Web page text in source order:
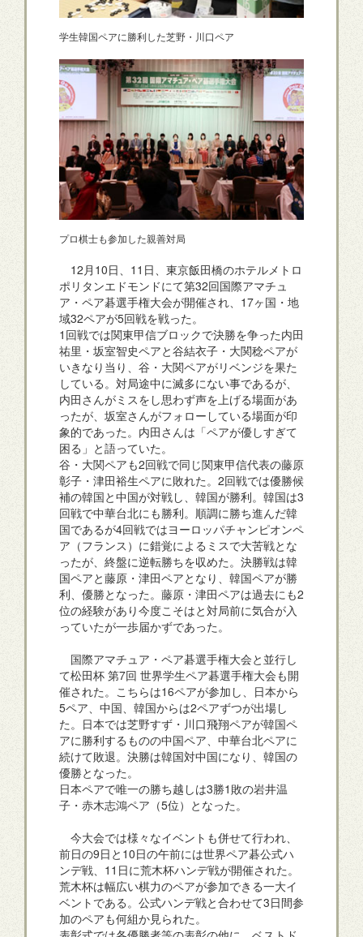
学生韓国ペアに勝利した芝野・川口ペア
プロ棋士も参加した親善対局
12月10日、11日、東京飯田橋のホテルメトロ
ポリタンエドモンドにて第32回国際アマチュ
ア・ペア碁選手権大会が開催され、17ヶ国・地
域32ペアが5回戦を戦った。
1回戦では関東甲信ブロックで決勝を争った内田
祐里・坂室智史ペアと谷結衣子・大関稔ペアが
いきなり当り、谷・大関ペアがリベンジを果た
している。対局途中に滅多にない事であるが、
内田さんがミスをし思わず声を上げる場面があ
ったが、坂室さんがフォローしている場面が印
象的であった。内田さんは「ペアが優しすぎて
困る」と語っていた。
谷・大関ペアも2回戦で同じ関東甲信代表の藤原
彰子・津田裕生ペアに敗れた。2回戦では優勝候
補の韓国と中国が対戦し、韓国が勝利。韓国は3
回戦で中華台北にも勝利。順調に勝ち進んだ韓
国であるが4回戦ではヨーロッパチャンピオンペ
ア（フランス）に錯覚によるミスで大苦戦とな
ったが、終盤に逆転勝ちを収めた。決勝戦は韓
国ペアと藤原・津田ペアとなり、韓国ペアが勝
利、優勝となった。藤原・津田ペアは過去にも2
位の経験があり今度こそはと対局前に気合が入
っていたが一歩届かずであった。
国際アマチュア・ペア碁選手権大会と並行し
て松田杯 第7回 世界学生ペア碁選手権大会も開
催された。こちらは16ペアが参加し、日本から
5ペア、中国、韓国からは2ペアずつが出場し
た。日本では芝野すず・川口飛翔ペアが韓国ペ
アに勝利するものの中国ペア、中華台北ペアに
続けて敗退。決勝は韓国対中国になり、韓国の
優勝となった。
日本ペアで唯一の勝ち越しは3勝1敗の岩井温
子・赤木志鴻ペア（5位）となった。
今大会では様々なイベントも併せて行われ、
前日の9日と10日の午前には世界ペア碁公式ハ
ンデ戦、11日に荒木杯ハンデ戦が開催された。
荒木杯は幅広い棋力のペアが参加できる一大イ
ベントである。公式ハンデ戦と合わせて3日間参
加のペアも何組か見られた。